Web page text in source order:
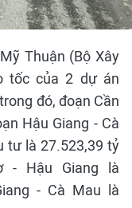
Thuận (Bộ Xây
tốc của 2 dự án
đó, đoạn Cần
Hậu Giang - Cà
tư là 27.523,39 tỷ
- Hậu Giang là
- Cà Mau là